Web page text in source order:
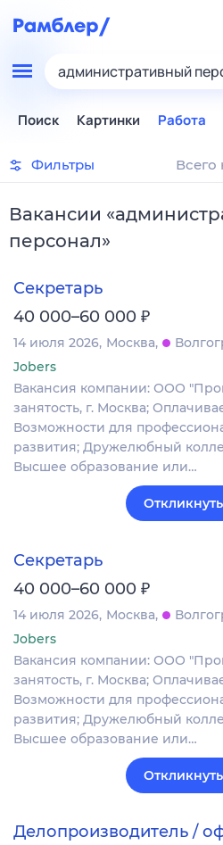
административный
Поиск Картинки Работа
Фильтры Всего
Вакансии «
персонал»
Секретарь
40 000–60 000 ₽
14 июля 2026 Москва
Jobers
Вакансия компании: ООО
занятость, г. Москва;
Возможности для
развития; Дружелюбный
Высшее образование или…
Секретарь
40 000–60 000 ₽
14 июля 2026 Москва
Jobers
Вакансия компании: ООО
занятость, г. Москва;
Возможности для
развития; Дружелюбный
Высшее образование или…
Делопроизводитель /